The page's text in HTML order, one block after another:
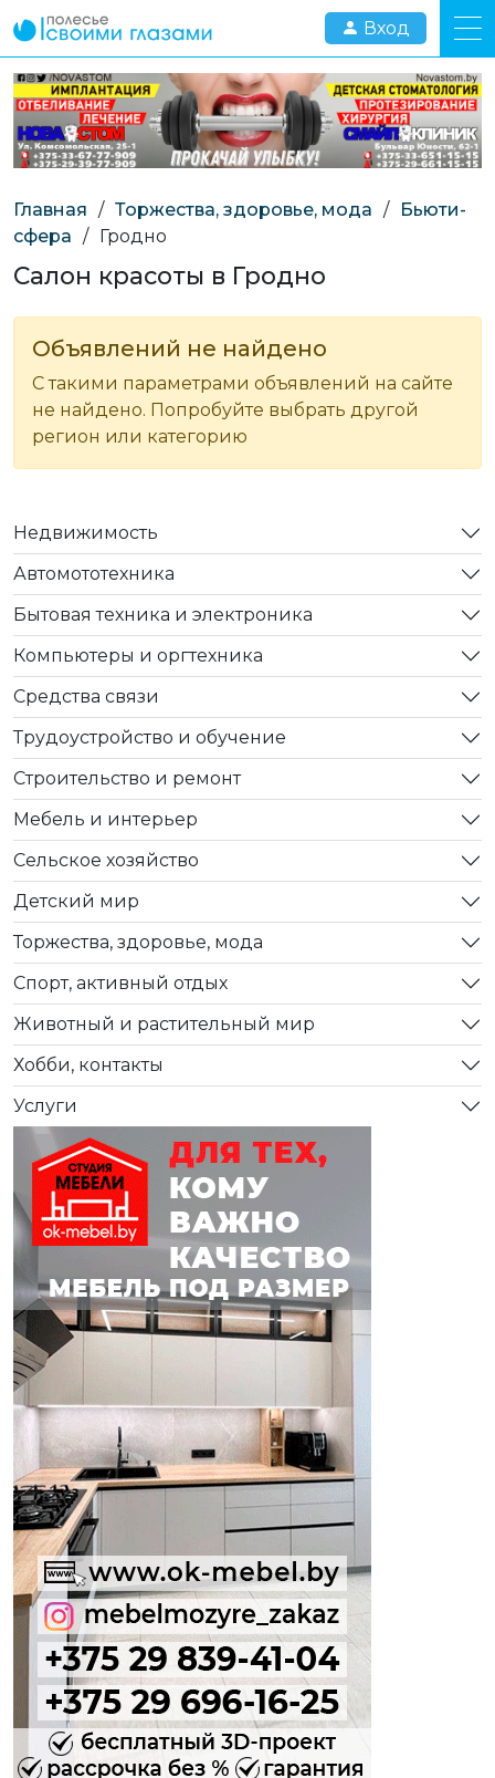
Вход
Главная / Торжества, здоровье, мода /
Бьюти-
сфера / Гродно
Салон красоты в Гродно
Объявлений не найдено
С такими параметрами объявлений на сайте
не найдено. Попробуйте выбрать другой
регион или категорию
Недвижимость
Автомототехника
Бытовая техника и электроника
Компьютеры и оргтехника
Средства связи
Трудоустройство и обучение
Строительство и ремонт
Мебель и интерьер
Сельское хозяйство
Детский мир
Торжества, здоровье, мода
Спорт, активный отдых
Животный и растительный мир
Хобби, контакты
Услуги